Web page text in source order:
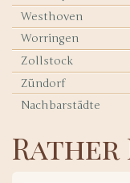
Westhoven
Worringen
Zollstock
Zündorf
Nachbarstädte
Rather